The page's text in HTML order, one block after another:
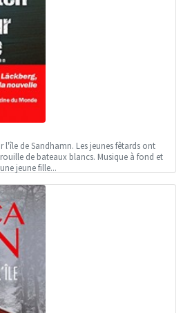
l'île de Sandhamn. Les jeunes fêtards ont
de bateaux blancs. Musique à fond et
jeune fille...